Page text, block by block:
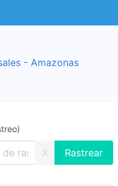
- Amazonas
X